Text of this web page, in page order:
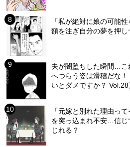
「私が絶対に娘の可能
額を注ぎ自分の夢を押
夫が闇堕ちした瞬間…こ
へつらう姿は滑稽だな
いとダメですか？ Vol.28
「元嫁と別れた理由っ
を突っ込まれ不安…信じ
じれる？